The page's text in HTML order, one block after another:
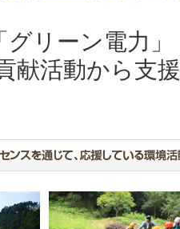
グリーン電力
献活動から支